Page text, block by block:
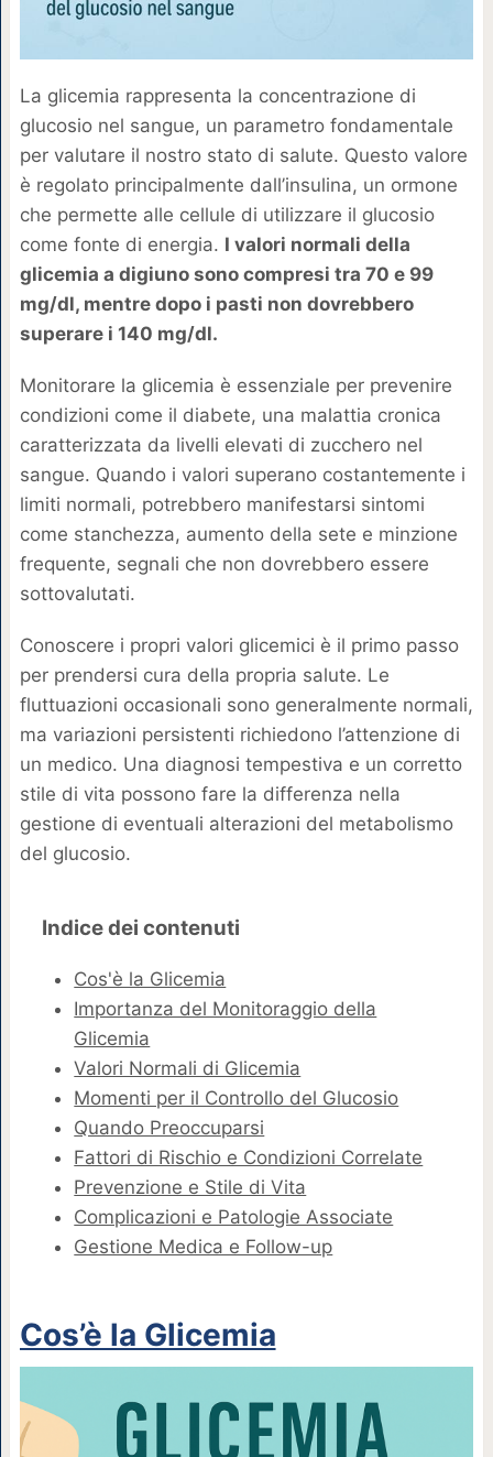
La glicemia rappresenta la concentrazione di
glucosio nel sangue, un parametro fondamentale
per valutare il nostro stato di salute. Questo valore
è regolato principalmente dall’insulina, un ormone
che permette alle cellule di utilizzare il glucosio
come fonte di energia. I valori normali della
glicemia a digiuno sono compresi tra 70 e 99
mg/dl, mentre dopo i pasti non dovrebbero
superare i 140 mg/dl.
Monitorare la glicemia è essenziale per prevenire
condizioni come il diabete, una malattia cronica
caratterizzata da livelli elevati di zucchero nel
sangue. Quando i valori superano costantemente i
limiti normali, potrebbero manifestarsi sintomi
come stanchezza, aumento della sete e minzione
frequente, segnali che non dovrebbero essere
sottovalutati.
Conoscere i propri valori glicemici è il primo passo
per prendersi cura della propria salute. Le
fluttuazioni occasionali sono generalmente normali,
ma variazioni persistenti richiedono l’attenzione di
un medico. Una diagnosi tempestiva e un corretto
stile di vita possono fare la differenza nella
gestione di eventuali alterazioni del metabolismo
del glucosio.
Indice dei contenuti
Cos'è la Glicemia
Importanza del Monitoraggio della
Glicemia
Valori Normali di Glicemia
Momenti per il Controllo del Glucosio
Quando Preoccuparsi
Fattori di Rischio e Condizioni Correlate
Prevenzione e Stile di Vita
Complicazioni e Patologie Associate
Gestione Medica e Follow-up
Cos’è la Glicemia